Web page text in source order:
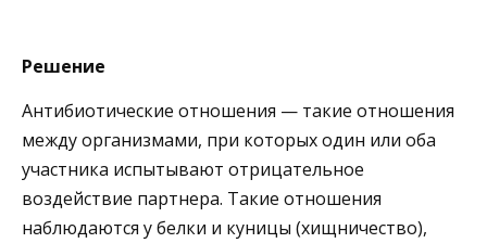
Решение
Антибиотические отношения — такие отношения
между организмами, при которых один или оба
участника испытывают отрицательное
воздействие партнера. Такие отношения
наблюдаются у белки и куницы (хищничество),